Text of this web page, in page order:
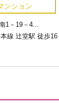
ンション
1－19－4...
線 辻堂駅 徒歩16